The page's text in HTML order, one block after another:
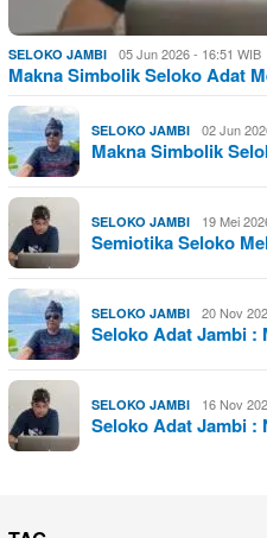
SELOKO JAMBI 05 Jun 2026 - 16:51 WIB
Makna Simbolik Seloko Adat
SELOKO JAMBI 02 Jun
Makna Simbolik
SELOKO JAMBI 19 Mei
Semiotika Seloko
SELOKO JAMBI 20 Nov
Seloko Adat Jambi
SELOKO JAMBI 16 Nov
Seloko Adat Jambi